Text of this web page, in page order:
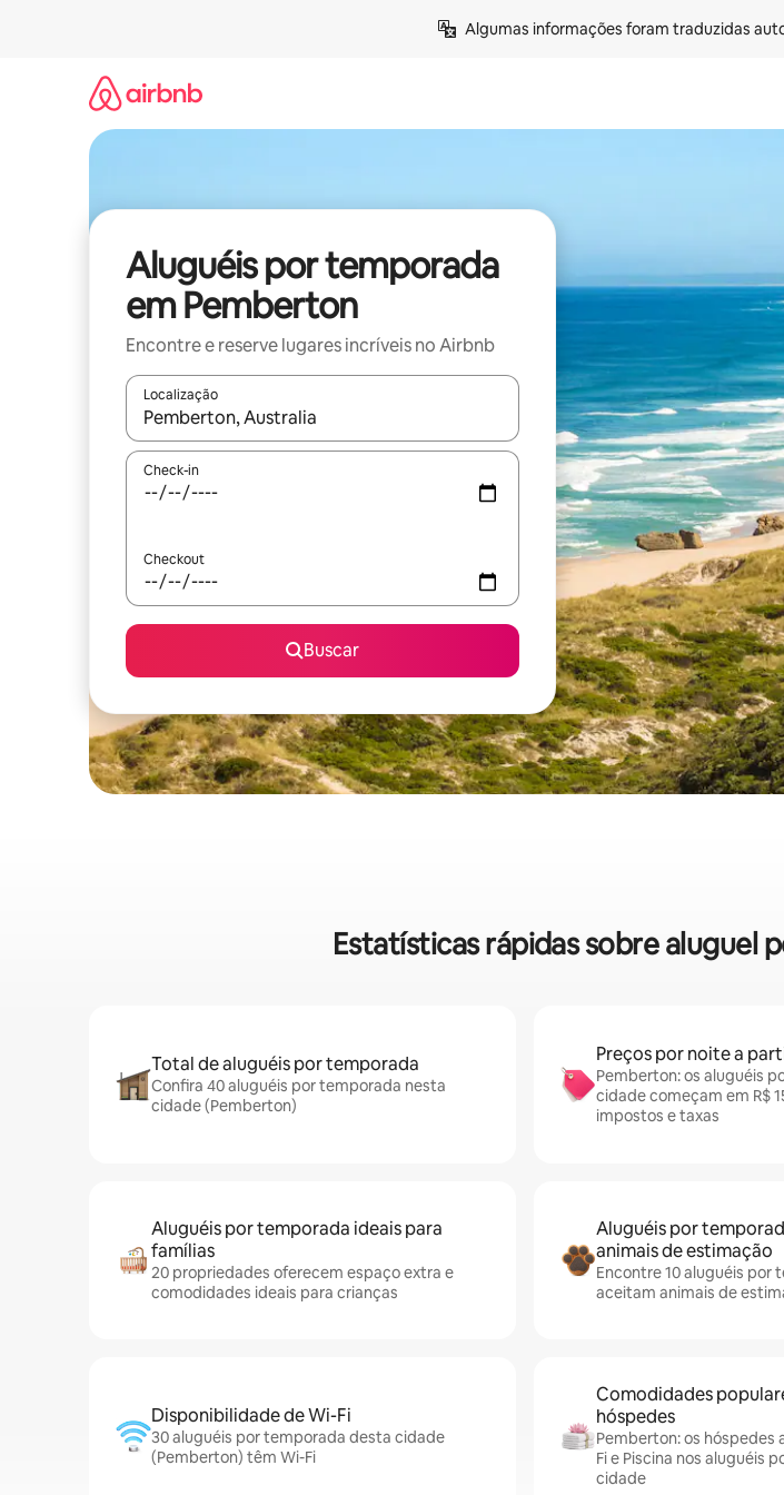
Algumas informações foram traduzidas
Aluguéis por temporada
em Pemberton
Encontre e reserve lugares incríveis no Airbnb
Localização
Quando os resultados estiverem disponíveis, explore-os usando as seta para cima e
Check-in
Checkout
Buscar
Estatísticas rápidas sobre aluguel
Total de aluguéis por temporada
Confira 40 aluguéis por temporada nesta
cidade (Pemberton)
Preços por noite a
Pemberton: os aluguéis
cidade começam em R$
impostos e taxas
Aluguéis por temporada ideais para
famílias
20 propriedades oferecem espaço extra e
comodidades ideais para crianças
Aluguéis por
animais de estimação
Encontre 10 aluguéis por
aceitam animais de
Disponibilidade de Wi-Fi
30 aluguéis por temporada desta cidade
(Pemberton) têm Wi-Fi
Comodidades
hóspedes
Pemberton: os hóspedes
Fi e Piscina nos aluguéis
cidade